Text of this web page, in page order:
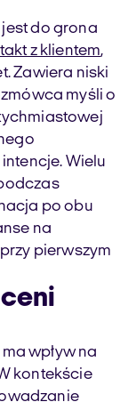
do grona
z klientem,
Zawiera niski
myśli o
Wielu
po obu
na
pierwszym
wpływ na
kontekście